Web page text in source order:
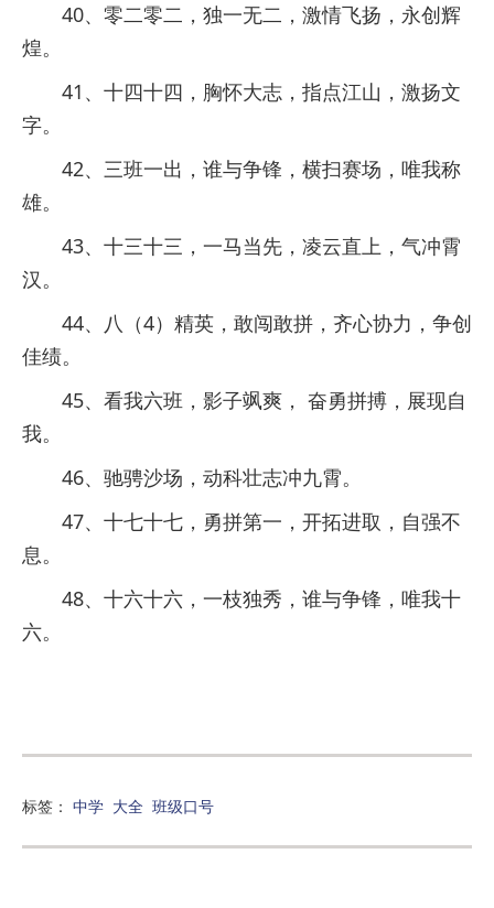
40、零二零二，独一无二，激情飞扬，永创辉
煌。
41、十四十四，胸怀大志，指点江山，激扬文
字。
42、三班一出，谁与争锋，横扫赛场，唯我称
雄。
43、十三十三，一马当先，凌云直上，气冲霄
汉。
44、八（4）精英，敢闯敢拼，齐心协力，争创
佳绩。
45、看我六班，影子飒爽， 奋勇拼搏，展现自
我。
46、驰骋沙场，动科壮志冲九霄。
47、十七十七，勇拼第一，开拓进取，自强不
息。
48、十六十六，一枝独秀，谁与争锋，唯我十
六。
标签： 中学 大全 班级口号